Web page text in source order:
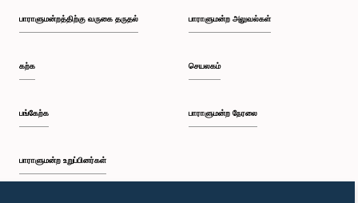
பாராளுமன்றத்திற்கு வருகை தருதல்
கற்க
பங்கேற்க
பாராளுமன்ற உறுப்பினர்கள்
பாராளுமன்ற அலுவல்கள்
செயலகம்
பாராளுமன்ற நேரலை